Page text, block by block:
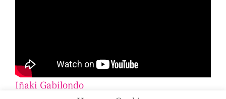
Iñaki Gabilondo